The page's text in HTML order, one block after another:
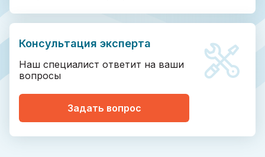
Консультация эксперта
Наш специалист ответит на ваши
вопросы
Задать вопрос